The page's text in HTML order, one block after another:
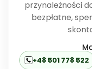
przynależności
bezpłatne,
+48 501 778 522